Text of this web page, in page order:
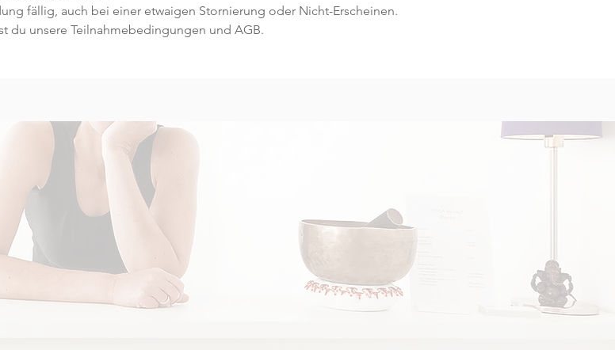
fällig, auch bei einer etwaigen Stornierung oder Nicht-Erscheinen.
du unsere Teilnahmebedingungen und AGB.